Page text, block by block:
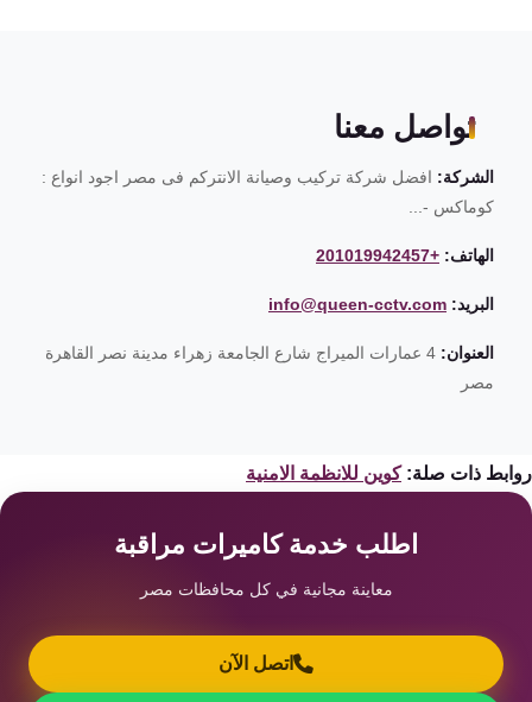
تواصل معنا
الشركة:افضل شركة تركيب وصيانة الانتركم فى مصر اجود انواع :
كوماكس -...
الهاتف: +201019942457
البريد: info@queen-cctv.com
العنوان:
4 عمارات الميراج شارع الجامعة زهراء مدينة نصر القاهرة
مصر
ذات صلة: كوين للانظمة الامنية
اطلب خدمة كاميرات مراقبة
معاينة مجانية في كل محافظات مصر
اتصل الآن